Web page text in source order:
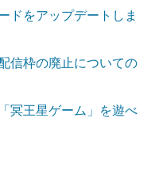
ドをアップデートしま
信枠の廃止についての
冥王星ゲーム」を遊べ